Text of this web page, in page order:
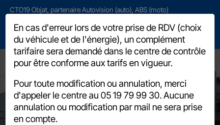
CTO19 Objat, partenaire Autovision (auto), ABS (moto)
2 avenue Henri de Jouvenel, 19130 Objat
05 19 79 99 30
vehicules specifiques
En cas d'erreur lors de votre prise de RDV (choix
du véhicule et de l'énergie), un complément
tarifaire sera demandé dans le centre de contrôle
pour être conforme aux tarifs en vigueur.
Pour toute modification ou annulation, merci
d'appeler le centre au05 19 79 99 30. Aucune
annulation ou modification par mail ne sera prise
en compte.